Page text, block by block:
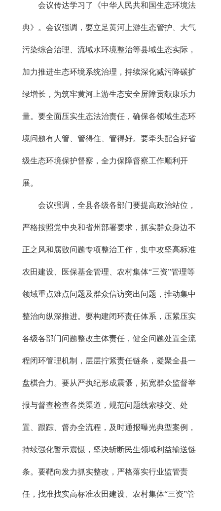
会议传达学习了《中华人民共和国生态环境法
典》。会议强调，要立足黄河上游生态管护、大气
污染综合治理、流域水环境整治等县域生态实际，
加力推进生态环境系统治理，持续深化减污降碳扩
绿增长，为筑牢黄河上游生态安全屏障贡献康乐力
量。要全面压实生态法治责任，确保各领域生态环
境问题有人管、管得住、管得好。要牵头配合好省
级生态环境保护督察，全力保障督察工作顺利开
展。
会议强调，全县各级各部门要提高政治站位，
严格按照党中央和省州部署要求，抓实群众身边不
正之风和腐败问题专项整治工作，集中攻坚高标准
农田建设、医保基金管理、农村集体“三资”管理等
领域重点难点问题及群众信访突出问题，推动集中
整治向纵深推进。要构建闭环责任体系，压紧压实
各级各部门问题整改主体责任，健全问题处置全流
程闭环管理机制，层层拧紧责任链条，凝聚全县一
盘棋合力。要从严执纪形成震慑，拓宽群众监督举
报与督查检查各类渠道，规范问题线索移交、处
置、跟踪、督办全流程，及时通报曝光典型案例，
持续强化警示震慑，坚决斩断民生领域利益输送链
条。要靶向发力抓实整改，严格落实行业监管责
任，找准找实高标准农田建设、农村集体“三资”管